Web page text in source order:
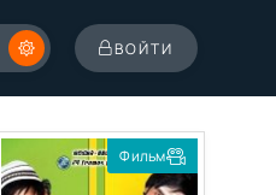
ВОЙТИ
Фильм